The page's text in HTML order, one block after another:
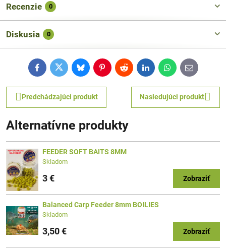
Recenzie 0
Diskusia 0
FacebookTwitterBlueskyPinterestRedditLinkedInWhatsApp
E-
mail
Predchádzajúci produkt Nasledujúci produkt
Alternatívne produkty
FEEDER SOFT BAITS 8MM
Skladom
3 € Zobraziť
Balanced Carp Feeder 8mm BOILIES
Skladom
3,50 € Zobraziť